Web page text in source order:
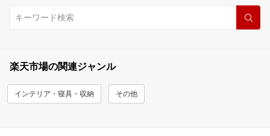
楽天市場の関連ジャンル
インテリア・寝具・収納 その他